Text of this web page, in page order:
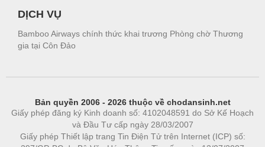
DỊCH VỤ
Bamboo Airways chính thức khai trương Phòng chờ Thương
gia tại Côn Đảo
Bản quyền 2006 - 2026 thuộc về chodansinh.net
Giấy phép đăng ký Kinh doanh số: 4102048591 do Sở Kế Hoạch
và Đầu Tư cấp ngày 28/03/2007
Giấy phép Thiết lập trang Tin Điện Tử trên Internet (ICP) số: